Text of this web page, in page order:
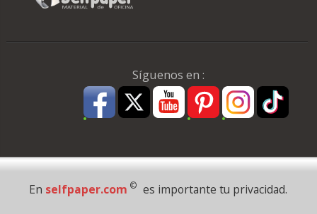
Síguenos en :
Pago Seguro
En selfpaper.com © es importante tu privacidad.